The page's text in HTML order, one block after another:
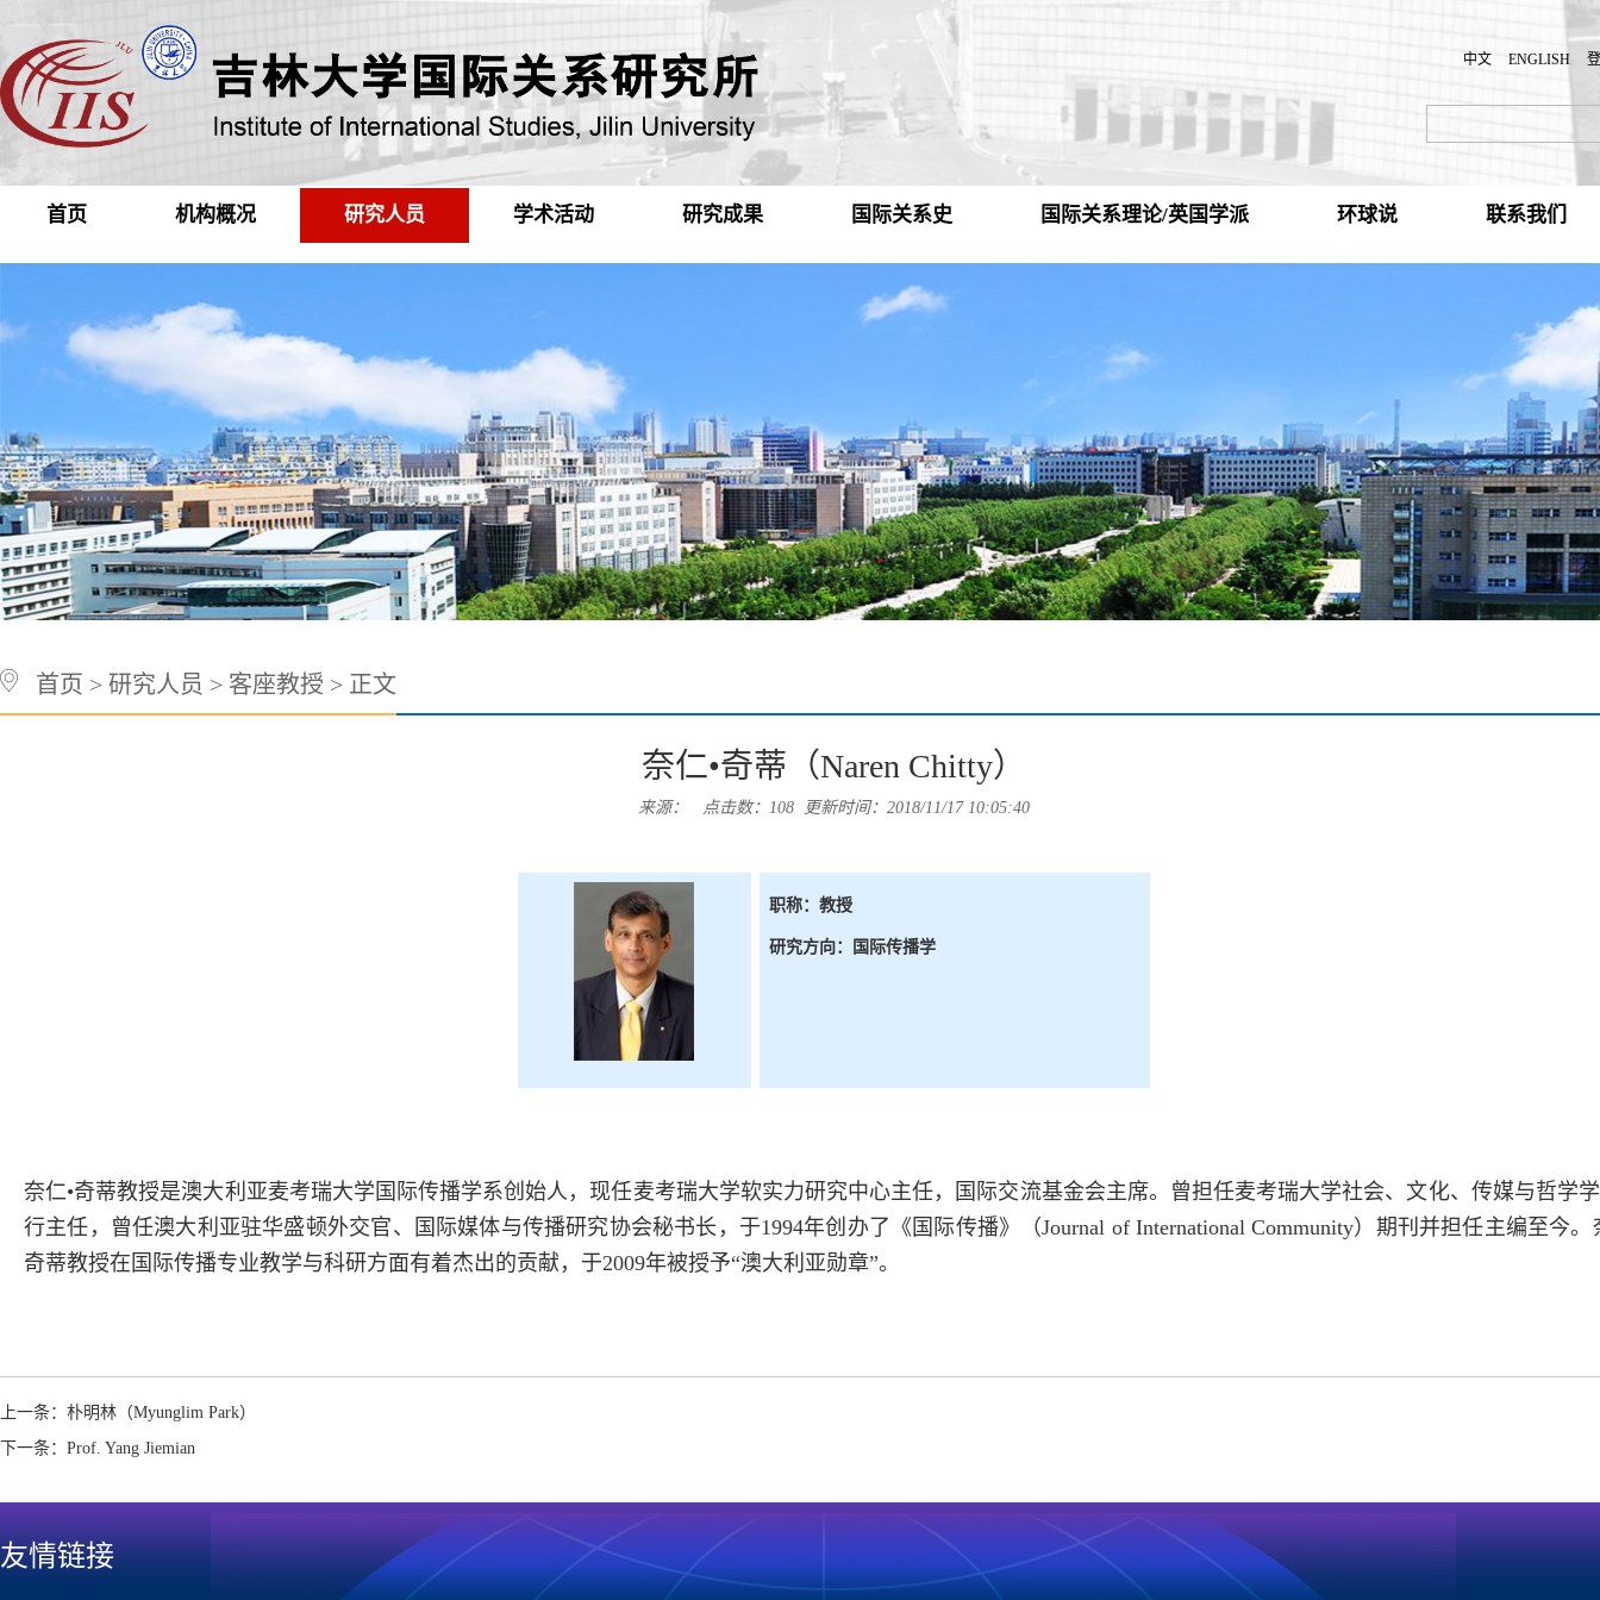
中文 ENGLISH
首页 机构概况 研究人员 学术活动 研究成果 国际关系史 国际关系理论/英国学派 环球说 联系我们
首页 > 研究人员 > 客座教授 > 正文
奈仁•奇蒂（Naren Chitty）
来源： 点击数： 108更新时间：2018/11/17 10:05:40
职称： 教授
研究方向：国际传播学
奈仁•奇蒂教授是澳大利亚麦考瑞大学国际传播学系创始人，现任麦考瑞大学软实力研究中心主任，国际交流基金会主席。曾担任麦考瑞大学社会、文化、传媒与哲学
行主任，曾任澳大利亚驻华盛顿外交官、国际媒体与传播研究协会秘书长，于1994年创办了《国际传播》（Journal of International Community）期刊并担任主编至今。
奇蒂教授在国际传播专业教学与科研方面有着杰出的贡献，于2009年被授予“澳大利亚勋章”。
上一条： 朴明林（Myunglim Park）
下一条： Prof. Yang Jiemian
友情链接